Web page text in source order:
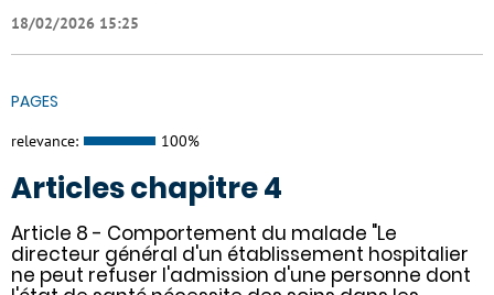
18/02/2026 15:25
PAGES
relevance: 100%
Articles chapitre 4
Article 8 - Comportement du malade "Le
directeur général d'un établissement hospitalier
ne peut refuser l'admission d'une personne dont